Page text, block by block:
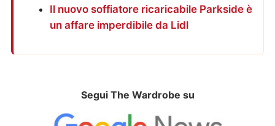
Il nuovo soffiatore ricaricabile Parkside è
un affare imperdibile da Lidl
Segui The Wardrobe su